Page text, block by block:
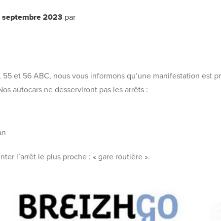
septembre 2023 par
55 et 56 ABC, nous vous informons qu’une manifestation est
autocars ne desserviront pas les arrêts :
l’arrêt le plus proche : « gare routière ».